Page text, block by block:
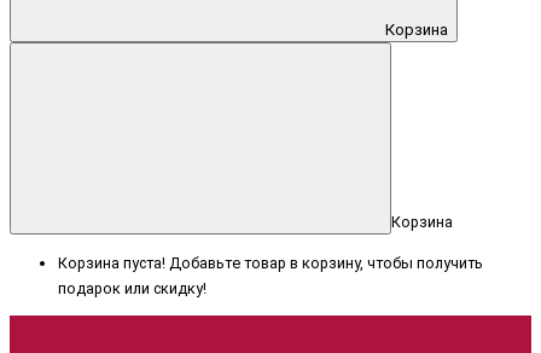
Корзина
Корзина
Корзина пуста! Добавьте товар в корзину, чтобы получить
подарок или скидку!